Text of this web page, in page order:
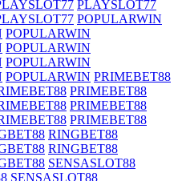
PLAYSLOT77
POPULARWIN
POPULARWIN
POPULARWIN
POPULARWIN
POPULARWIN PRIMEBET88
PRIMEBET88
PRIMEBET88
PRIMEBET88
RINGBET88
RINGBET88
SENSASLOT88
SENSASLOT88